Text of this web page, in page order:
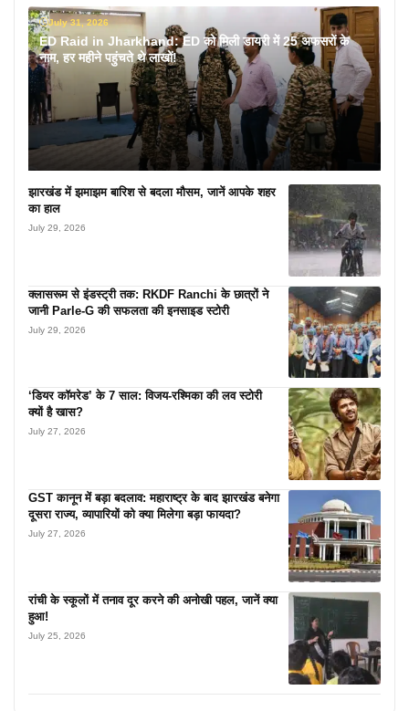
July 31, 2026
ED Raid in Jharkhand: ED को मिली डायरी में 25 अफसरों के
नाम, हर महीने पहुंचते थे लाखों!
झारखंड में झमाझम बारिश से बदला मौसम, जानें आपके शहर
का हाल
July 29, 2026
क्लासरूम से इंडस्ट्री तक: RKDF Ranchi के छात्रों ने
जानी Parle-G की सफलता की इनसाइड स्टोरी
July 29, 2026
‘डियर कॉमरेड’ के 7 साल: विजय-रश्मिका की लव स्टोरी
क्यों है खास?
July 27, 2026
GST कानून में बड़ा बदलाव: महाराष्ट्र के बाद झारखंड बनेगा
दूसरा राज्य, व्यापारियों को क्या मिलेगा बड़ा फायदा?
July 27, 2026
रांची के स्कूलों में तनाव दूर करने की अनोखी पहल, जानें क्या
हुआ!
July 25, 2026